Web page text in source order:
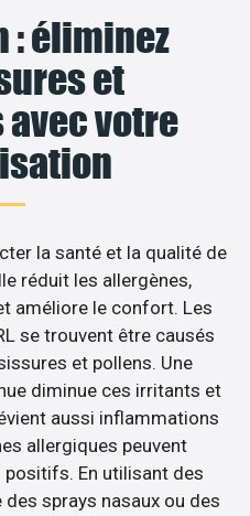
: éliminez
et
votre
la santé et la qualité de
réduit les allergènes,
améliore le confort. Les
se trouvent être causés
et pollens. Une
diminue ces irritants et
aussi inflammations
allergiques peuvent
En utilisant des
sprays nasaux ou des